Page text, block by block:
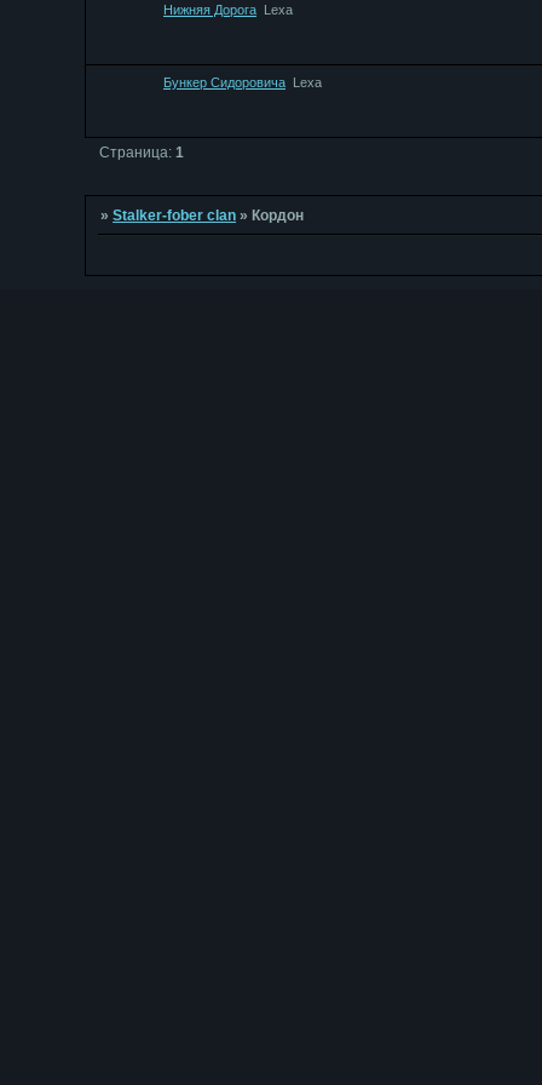
Нижняя Дорога Lexa
Бункер Сидоровича Lexa
Страница: 1
»Stalker-fober clan » Кордон